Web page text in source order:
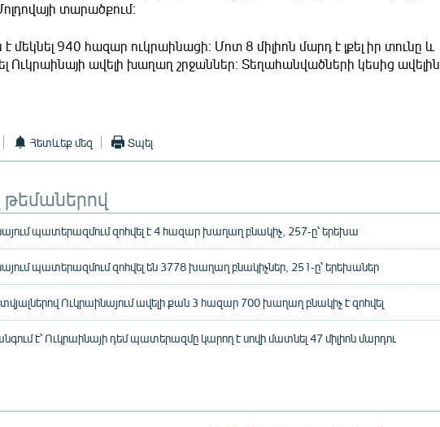
տարածքում։
մեկնել 940 հազար ուկրաինացի։ Մոտ 8 միլիոն մարդ է լքել իր տունը և
Ուկրաինայի ավելի խաղաղ շրջաններ։ Տեղահանվածների կեսից ավելին
Հետևեք մեզ Տպել
թեմաներով
պատերազմում զոհվել է 4 հազար խաղաղ բնակիչ, 257-ը՝ երեխա
պատերազմում զոհվել են 3778 խաղաղ բնակիչներ, 251-ը՝ երեխաներ
Ուկրաինայում ավելի քան 3 հազար 700 խաղաղ բնակիչ է զոհվել
է՝ Ուկրաինայի դեմ պատերազմը կարող է սովի մատնել 47 միլիոն մարդու